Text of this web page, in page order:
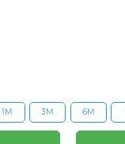
1M 3M 6M